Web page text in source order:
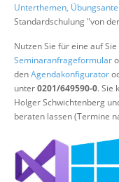
Unterthemen,
Standardschulung "von
Nutzen Sie für eine auf
Seminaranfrageformular
denAgendakonfigurator
unter0201/649590-0. Sie
Holger Schwichtenberg
beraten lassen (Termine